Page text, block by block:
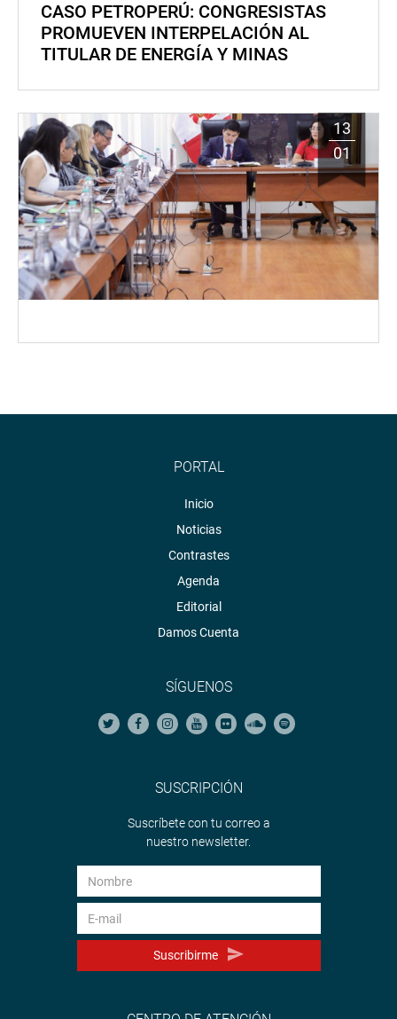
CASO PETROPERÚ: CONGRESISTAS
PROMUEVEN INTERPELACIÓN AL
TITULAR DE ENERGÍA Y MINAS
13
01
PORTAL
Inicio
Noticias
Contrastes
Agenda
Editorial
Damos Cuenta
SÍGUENOS
SUSCRIPCIÓN
Suscríbete con tu correo a
nuestro newsletter.
Suscribirme